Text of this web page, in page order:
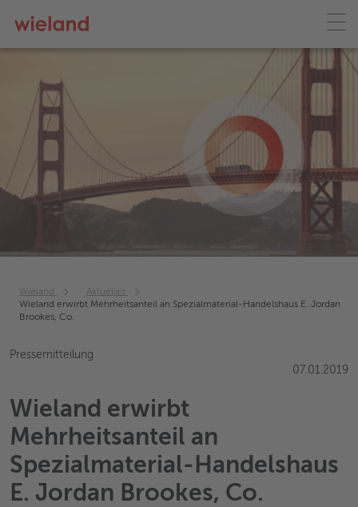
Wieland
Aktuelles
Wieland erwirbt Mehrheitsanteil an Spezialmaterial-Handelshaus E. Jordan
Brookes, Co.
Pressemitteilung
07.01.2019
Wieland erwirbt
Mehrheitsanteil an
Spezialmaterial-Handelshaus
E. Jordan Brookes, Co.